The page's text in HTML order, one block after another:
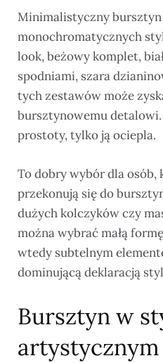
Minimalistyczny
monochromatycznych
look, beżowy komplet,
spodniami, szara
tych zestawów może
bursztynowemu
prostoty, tylko ją ociepla.
To dobry wybór dla osób,
przekonują się do
dużych kolczyków czy
można wybrać małą
wtedy subtelnym
dominującą deklaracją
Bursztyn w